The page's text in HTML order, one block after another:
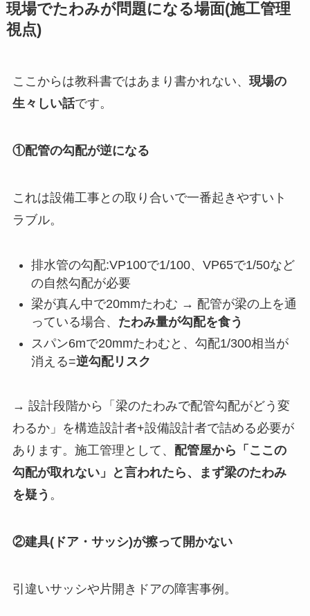
現場でたわみが問題になる場面(施工管理
視点)
ここからは教科書ではあまり書かれない、 現場の
生々しい話です。
①配管の勾配が逆になる
これは設備工事との取り合いで一番起きやすいト
ラブル。
排水管の勾配:VP100で1/100、VP65で1/50など
の自然勾配が必要
梁が真ん中で20mmたわむ → 配管が梁の上を通
っている場合、 たわみ量が勾配を食う
スパン6mで20mmたわむと、勾配1/300相当が
消える=逆勾配リスク
→ 設計段階から「梁のたわみで配管勾配がどう変
わるか」を構造設計者+設備設計者で詰める必要が
あります。施工管理として、 配管屋から「ここの
勾配が取れない」と言われたら、まず梁のたわみ
を疑う 。
②建具(ドア・サッシ)が擦って開かない
引違いサッシや片開きドアの障害事例。